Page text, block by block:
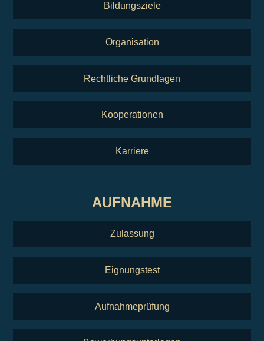
Bildungsziele
Organisation
Rechtliche Grundlagen
Kooperationen
Karriere
AUFNAHME
Zulassung
Eignungstest
Aufnahmeprüfung